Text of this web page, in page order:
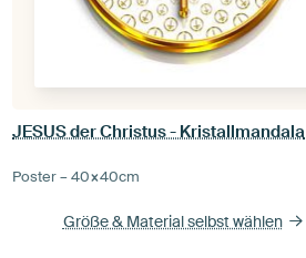
JESUS der Christus - Kristallmandala
Poster –40×40cm
Größe & Material selbst wählen